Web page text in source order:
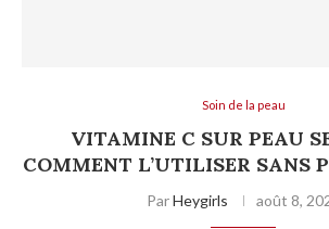
Soin de la peau
VITAMINE C SUR PEAU
COMMENT L’UTILISER SANS
ParHeygirls août 8,